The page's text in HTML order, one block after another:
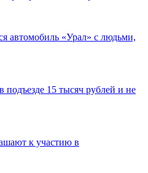
автомобиль «Урал» с людьми,
15 тысяч рублей и не
к участию в